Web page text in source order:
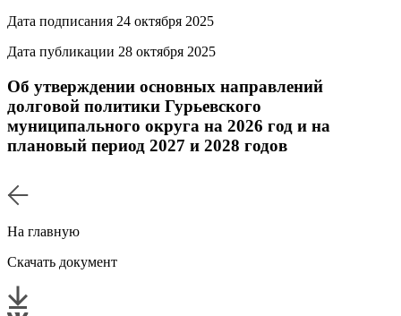
Дата подписания 24 октября 2025
Дата публикации 28 октября 2025
Об утверждении основных направлений
долговой политики Гурьевского
муниципального округа на 2026 год и на
плановый период 2027 и 2028 годов
На главную
Скачать документ